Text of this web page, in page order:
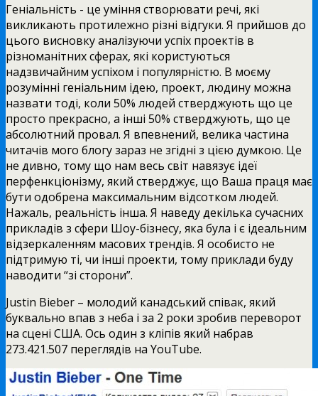
Геніальність - це уміння створювати речі, які
викликають протилежно різні відгуки. Я прийшов до
цього висновку аналізуючи успіх проектів в
різноманітних сферах, які користуються
надзвичайним успіхом і популярністю. В моєму
розумінні геніальним ідею, проект, людину можна
назвати тоді, коли 50% людей стверджують що це
просто прекрасно, а інші 50% стверджують, що це
абсолютний провал. Я впевнений, велика частина
читачів мого блогу зараз не згідні з цією думкою. Це
не дивно, тому що нам весь світ навязує ідеї
перфенкціонізму, який стверджує, що Ваша праця має
бути одобрена максимальним відсотком людей.
Нажаль, реальність інша. Я наведу декілька сучасних
прикладів з сфери Шоу-бізнесу, яка була і є ідеальним
відзеркаленням масових трендів. Я особисто не
підтримую ті, чи інші проекти, тому приклади буду
наводити “зі сторони”.
Justin Bieber – молодий канадський співак, який
буквально впав з неба і за 2 роки зробив переворот
на сцені США. Ось один з кліпів який набрав
273.421.507 переглядів на YouTube.